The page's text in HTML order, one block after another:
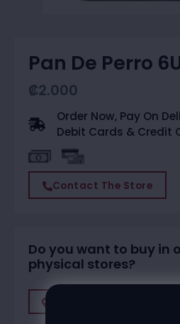
Pan De Perro
₡2.000
Order Now, Pay On
Debit Cards & Credit
Contact The Store
Do you want to buy in
physical stores?